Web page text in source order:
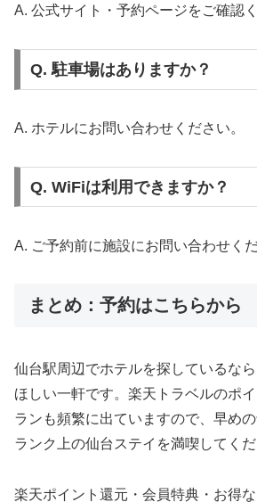
A. 公式サイト・予約ページをご確認く
Q. 駐車場はありますか？
A. ホテルにお問い合わせください。
Q. WiFiは利用できますか？
A. ご予約前に施設にお問い合わせくだ
まとめ：予約はこちらから
仙台駅周辺でホテルを探しているな
ほしい一軒です。楽天トラベルのポ
ランも頻繁に出ていますので、早め
ランク上の仙台ステイを満喫してくだ
楽天ポイント還元・会員特典・お得